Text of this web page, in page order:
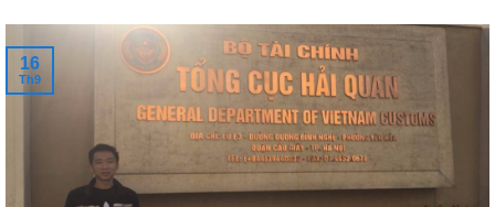
16
Th9